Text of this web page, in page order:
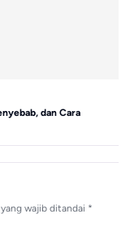
dan Cara
yang wajib ditandai *